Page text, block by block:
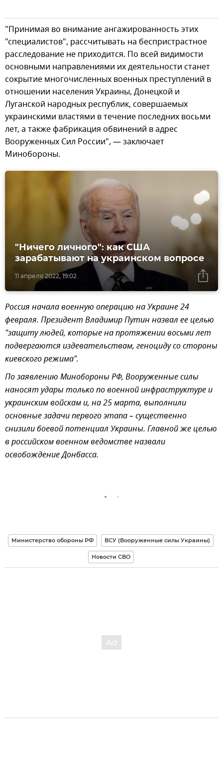
"Принимая во внимание ангажированность этих
"специалистов", рассчитывать на беспристрастное
расследование не приходится. По всей видимости
основными направлениями их деятельности станет
сокрытие многочисленных военных преступлений в
отношении населения Украины, Донецкой и
Луганской народных республик, совершаемых
украинскими властями в течение последних восьми
лет, а также фабрикация обвинений в адрес
Вооруженных Сил России", — заключает
Минобороны.
11 апреля 2022, 19:02
"Ничего личного": как США
зарабатывают на украинском вопросе
Россия начала военную операцию на Украине 24
февраля. Президент Владимир Путин назвал ее целью
"защиту людей, которые на протяжении восьми лет
подвергаются издевательствам, геноциду со стороны
киевского режима".
По заявлению Минобороны РФ, Вооруженные силы
наносят удары только по военной инфраструктуре и
украинским войскам и, на 25 марта, выполнили
основные задачи первого этапа – существенно
снизили боевой потенциал Украины. Главной же целью
в российском военном ведомстве назвали
освобождение Донбасса.
Министерство обороны РФ ВСУ (Вооруженные силы Украины)
Новости СВО